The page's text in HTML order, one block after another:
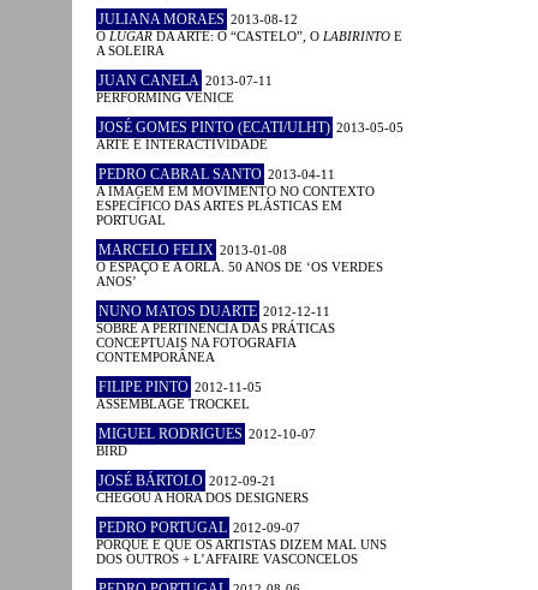
JULIANA MORAES 2013-08-12
O LUGAR DA ARTE: O “CASTELO”, O LABIRINTO E
A SOLEIRA
JUAN CANELA 2013-07-11
PERFORMING VENICE
JOSÉ GOMES PINTO (ECATI/ULHT) 2013-05-05
ARTE E INTERACTIVIDADE
PEDRO CABRAL SANTO 2013-04-11
A IMAGEM EM MOVIMENTO NO CONTEXTO
ESPECÍFICO DAS ARTES PLÁSTICAS EM
PORTUGAL
MARCELO FELIX 2013-01-08
O ESPAÇO E A ORLA. 50 ANOS DE ‘OS VERDES
ANOS’
NUNO MATOS DUARTE 2012-12-11
SOBRE A PERTINÊNCIA DAS PRÁTICAS
CONCEPTUAIS NA FOTOGRAFIA
CONTEMPORÂNEA
FILIPE PINTO 2012-11-05
ASSEMBLAGE TROCKEL
MIGUEL RODRIGUES 2012-10-07
BIRD
JOSÉ BÁRTOLO 2012-09-21
CHEGOU A HORA DOS DESIGNERS
PEDRO PORTUGAL 2012-09-07
PORQUE É QUE OS ARTISTAS DIZEM MAL UNS
DOS OUTROS + L’AFFAIRE VASCONCELOS